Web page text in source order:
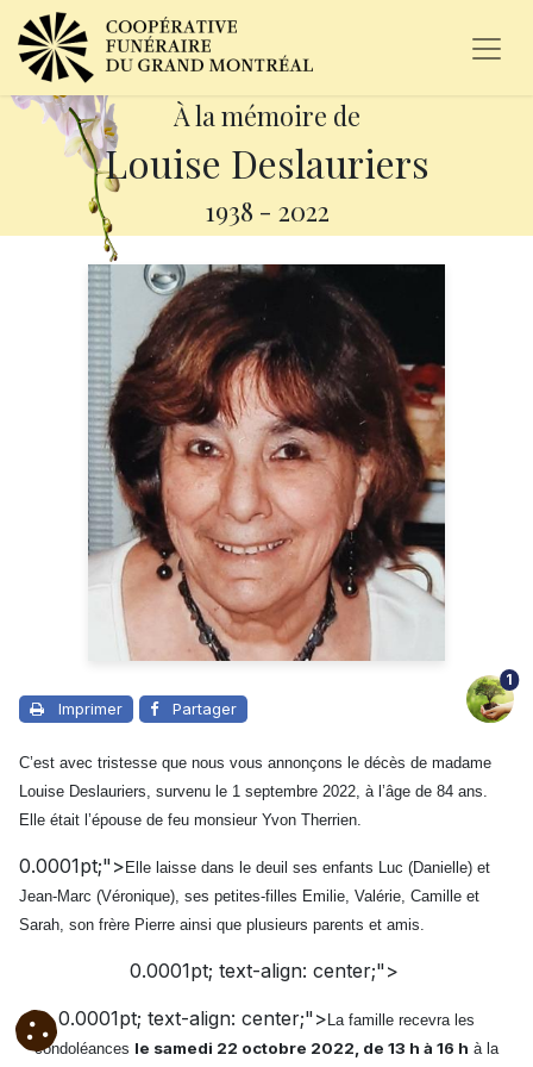
À la mémoire de
Louise Deslauriers
1938 - 2022
Imprimer Partager
1
C’est avec tristesse que nous vous annonçons le décès de madame
Louise Deslauriers, survenu le 1 septembre 2022, à l’âge de 84 ans.
Elle était l’épouse de feu monsieur Yvon Therrien.
0.0001pt;"> Elle laisse dans le deuil ses enfants Luc (Danielle) et
Jean-Marc (Véronique), ses petites-filles Emilie, Valérie, Camille et
Sarah, son frère Pierre ainsi que plusieurs parents et amis.
0.0001pt; text-align: center;">
0.0001pt; text-align: center;"> La famille recevra les
condoléances le samedi 22 octobre 2022, de 13 h à 16 h à la